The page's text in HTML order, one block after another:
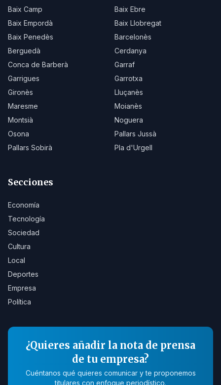
Baix Camp
Baix Ebre
Baix Empordà
Baix Llobregat
Baix Penedès
Barcelonès
Berguedà
Cerdanya
Conca de Barberà
Garraf
Garrigues
Garrotxa
Gironès
Lluçanès
Maresme
Moianès
Montsià
Noguera
Osona
Pallars Jussà
Pallars Sobirà
Pla d'Urgell
Secciones
Economía
Tecnología
Sociedad
Cultura
Local
Deportes
Empresa
Política
¿Quieres añadir la nota de prensa
de tu empresa?
Cuéntanos qué quieres comunicar y te proponemos
titulares con enfoque periodístico.